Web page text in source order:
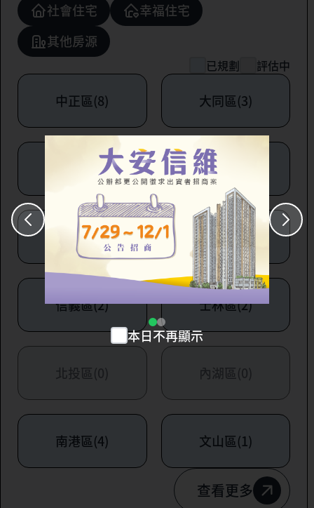
社會住宅
幸福住宅
其他房源
已規劃 評估中
中正區(8) 大同區(3)
中山區(6) 松山區(1)
大安區(7) 萬華區(1)
信義區(2) 士林區(2)
北投區(0) 內湖區(0)
南港區(4) 文山區(1)
查看更多
本日不再顯示